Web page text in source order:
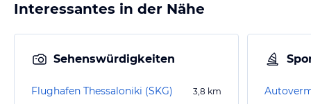
Interessantes in der Nähe
Sehenswürdigkeiten
Flughafen Thessaloniki (SKG) 3,8 km